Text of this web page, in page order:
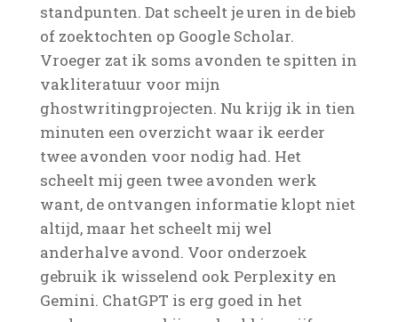
standpunten. Dat scheelt je uren in de bieb
of zoektochten op Google Scholar.
Vroeger zat ik soms avonden te spitten in
vakliteratuur voor mijn
ghostwritingprojecten. Nu krijg ik in tien
minuten een overzicht waar ik eerder
twee avonden voor nodig had. Het
scheelt mij geen twee avonden werk
want, de ontvangen informatie klopt niet
altijd, maar het scheelt mij wel
anderhalve avond. Voor onderzoek
gebruik ik wisselend ook Perplexity en
Gemini. ChatGPT is erg goed in het